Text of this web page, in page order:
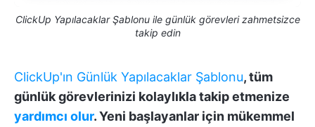
ClickUp Yapılacaklar Şablonu ile günlük görevleri zahmetsizce
takip edin
ClickUp'ın Günlük Yapılacaklar Şablonu, tüm
günlük görevlerinizi kolaylıkla takip etmenize
yardımcı olur. Yeni başlayanlar için mükemmel